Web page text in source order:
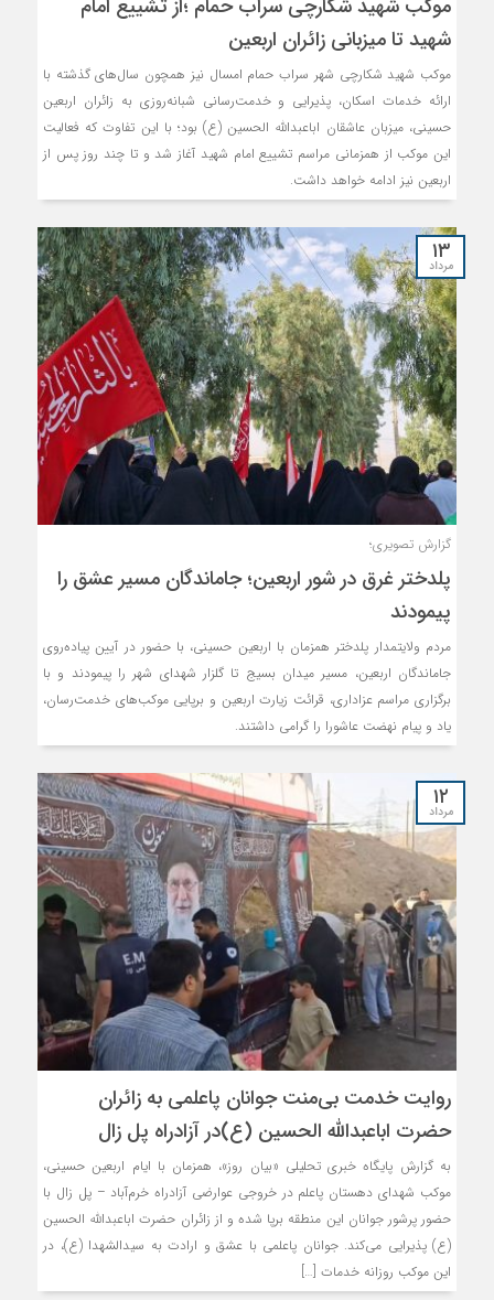
موکب شهید شکارچی سراب حمام ؛از تشییع امام
شهید تا میزبانی زائران اربعین
موکب شهید شکارچی شهر سراب حمام امسال نیز همچون سال‌های گذشته با
ارائه خدمات اسکان، پذیرایی و خدمت‌رسانی شبانه‌روزی به زائران اربعین
حسینی، میزبان عاشقان اباعبدالله الحسین (ع) بود؛ با این تفاوت که فعالیت
این موکب از همزمانی مراسم تشییع امام شهید آغاز شد و تا چند روز پس از
اربعین نیز ادامه خواهد داشت.
۱۳
مرداد
گزارش تصویری؛
پلدختر غرق در شور اربعین؛ جاماندگان مسیر عشق را
پیمودند
مردم ولایتمدار پلدختر همزمان با اربعین حسینی، با حضور در آیین پیاده‌روی
جاماندگان اربعین، مسیر میدان بسیج تا گلزار شهدای شهر را پیمودند و با
برگزاری مراسم عزاداری، قرائت زیارت اربعین و برپایی موکب‌های خدمت‌رسان،
یاد و پیام نهضت عاشورا را گرامی داشتند.
۱۲
مرداد
روایت خدمت بی‌منت جوانان پاعلمی به زائران
حضرت اباعبدالله الحسین (ع)در آزادراه پل زال
به گزارش پایگاه خبری تحلیلی «بیان روز»، همزمان با ایام اربعین حسینی،
موکب شهدای دهستان پاعلم در خروجی عوارضی آزادراه خرم‌آباد – پل زال با
حضور پرشور جوانان این منطقه برپا شده و از زائران حضرت اباعبدالله الحسین
(ع) پذیرایی می‌کند. جوانان پاعلمی با عشق و ارادت به سیدالشهدا (ع)، در
این موکب روزانه خدمات […]